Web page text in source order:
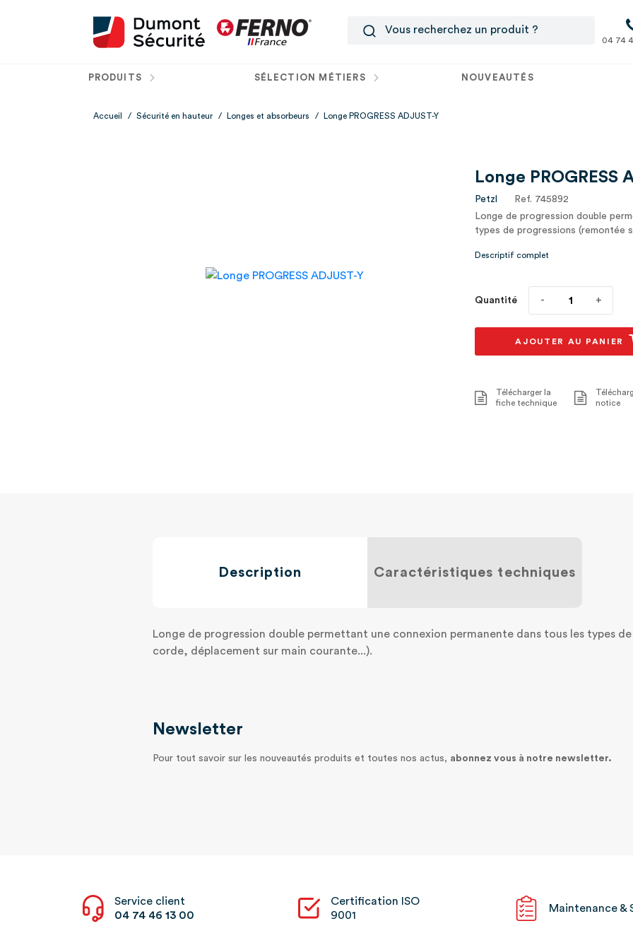
04 74
PRODUITS SÉLECTION MÉTIERS NOUVEAUTÉS
Accueil / Sécurité en hauteur / Longes et absorbeurs / Longe PROGRESS ADJUST-Y
Longe PROGRESS
Petzl
Ref. 745892
Longe de progression double
types de progressions (remontée
Descriptif complet
Quantité
AJOUTER AU PANIER
Télécharger la
fiche technique
notice
Description Caractéristiques techniques
Longe de progression double permettant une connexion permanente dans tous les types
corde, déplacement sur main courante...).
Newsletter
Pour tout savoir sur les nouveautés produits et toutes nos actus, abonnez vous à notre newsletter.
Service client
04 74 46 13 00
Certification ISO
9001
Maintenance &